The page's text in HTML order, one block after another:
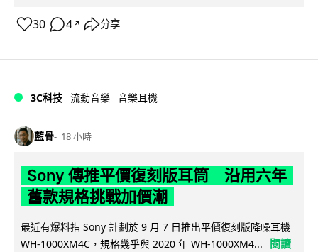
30 4 ↗ 分享
3C科技 流動音樂 音樂耳機
藍骨 18 小時
Sony 傳推平價復刻版耳筒 沿用六年
舊款規格挑戰加價潮
最近有爆料指 Sony 計劃於 9 月 7 日推出平價復刻版降噪耳機
WH-1000XM4C，規格幾乎與 2020 年 WH-1000XM4...
閱讀